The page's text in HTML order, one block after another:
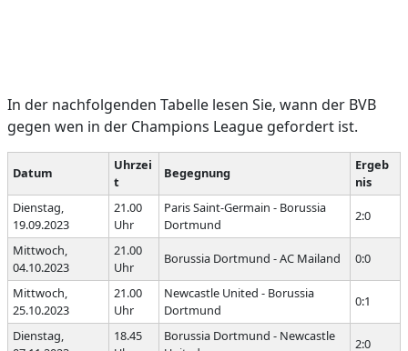
In der nachfolgenden Tabelle lesen Sie, wann der BVB
gegen wen in der Champions League gefordert ist.
Datum
Uhrzei
t
Begegnung
Ergeb
nis
Dienstag,
19.09.2023
21.00
Uhr
Paris Saint-Germain - Borussia
Dortmund
2:0
Mittwoch,
04.10.2023
21.00
Uhr
Borussia Dortmund - AC Mailand 0:0
Mittwoch,
25.10.2023
21.00
Uhr
Newcastle United - Borussia
Dortmund
0:1
Dienstag,
18.45
Borussia Dortmund - Newcastle
2:0